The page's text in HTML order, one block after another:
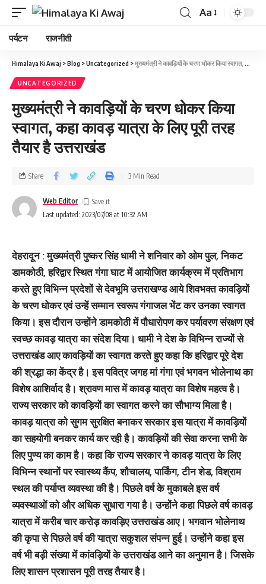
Aa
पर्यटन राजनीती
Himalaya Ki Awaj >Blog >Uncategorized >मुख्यमंत्री ने कावड़ियों के चरण धोकर किया स्वागत, कहा कावड़ यात्रा के लिए पूरी तरह तैयार है उत्तराखंड
UNCATEGORIZED
मुख्यमंत्री ने कावड़ियों के चरण धोकर किया
स्वागत, कहा कावड़ यात्रा के लिए पूरी तरह
तैयार है उत्तराखंड
Last updated: 2023/07/08 at 10:32 AM
Web Editor
Share 3 Min Read
देहरादून : मुख्यमंत्री पुष्कर सिंह धामी ने शनिवार को ओम पुल, निकट
डामकोठी, हरिद्वार स्थित गंगा घाट में आयोजित कार्यक्रम में प्रतिभाग
करते हुए विभिन्न प्रदेशों से देवभूमि उत्तराखण्ड आये शिवभक्त कावड़ियों
के चरण धोकर एवं उन्हें सम्मान स्वरूप गंगाजल भेंट कर उनका स्वागत
किया। इस दौरान उन्होंने डामकोठी में पौधारोपण कर पर्यावरण संरक्षण एवं
स्वच्छ कावड़ यात्रा का संदेश दिया। धामी ने देश के विभिन्न राज्यों से
उत्तराखंड आए कावड़ियों का स्वागत करते हुए कहा कि हरिद्वार पूरे देश
की श्रद्धा का केंद्र है। इस पवित्र जगह मां गंगा एवं भगवन भोलेनाथ का
विशेष आशिर्वाद है। श्रावण मास में कावड़ यात्रा का विशेष महत्व है।
राज्य सरकार को कावड़ियों का स्वागत करने का सौभाग्य मिला है।
कावड़ यात्रा को सुगम सुरक्षित बनाकर सरकार इस यात्रा में कावड़ियों
का सहयोगी बनकर कार्य कर रही है। कावड़ियों की सेवा करना सभी के
लिए पुण्य का काम है। कहा कि राज्य सरकार ने कावड़ यात्रा के लिए
विभिन्न स्थानों पर स्वास्थ्य कैंप, शौचालय, पार्किंग, टीन शेड, विश्राम
स्थल की पर्याप्त व्यवस्था की है। पिछले वर्ष के मुकाबले इस वर्ष
व्यवस्थाओं को और अधिक सुधारा गया है। उन्होंने कहा पिछले वर्ष कावड़
यात्रा में करीब चार करोड़ कावड़िए उत्तराखंड आए। भगवान भोलेनाथ
की कृपा से पिछले वर्ष की यात्रा सकुशल संपन्न हुई। उन्होंने कहा इस
वर्ष भी बड़ी संख्या में कांवड़ियों के उत्तराखंड आने का अनुमान है। जिसके
लिए शासन प्रशासन पूरी तरह तैयार है।